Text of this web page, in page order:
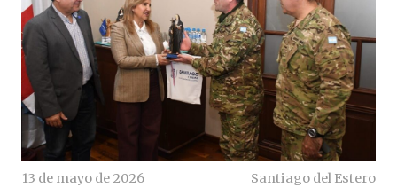
13 de mayo de 2026 Santiago del Estero